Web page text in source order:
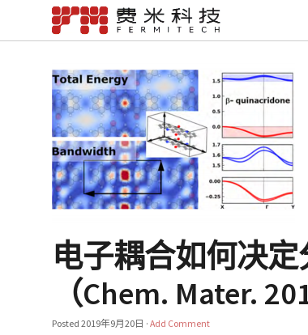
电子耦合如何决
（Chem. Mater.
Posted2019年9月20日 ·Add Comment